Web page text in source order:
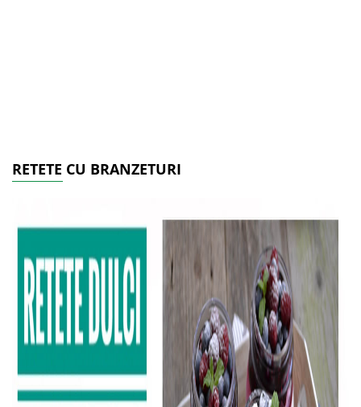
RETETE CU BRANZETURI